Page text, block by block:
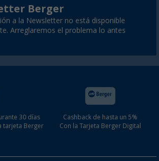
Berger
a la Newsletter no está disponible
Arreglaremos el problema lo antes
30 días
tarjeta Berger
Cashback de hasta un 5%
Con la Tarjeta Berger Digital